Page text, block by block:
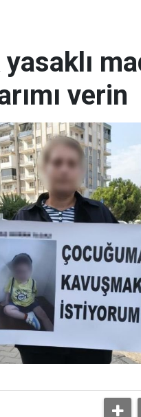
verin